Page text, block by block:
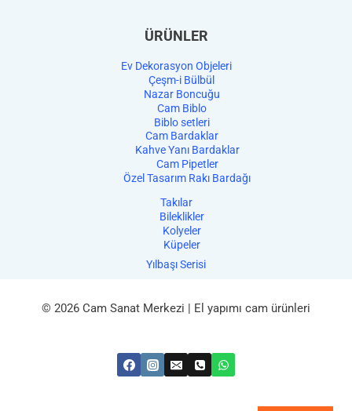
ÜRÜNLER
Ev Dekorasyon Objeleri
Çeşm-i Bülbül
Nazar Boncuğu
Cam Biblo
Biblo setleri
Cam Bardaklar
Kahve Yanı Bardaklar
Cam Pipetler
Özel Tasarım Rakı Bardağı
Takılar
Bileklikler
Kolyeler
Küpeler
Yılbaşı Serisi
© 2026 Cam Sanat Merkezi | El yapımı cam ürünleri